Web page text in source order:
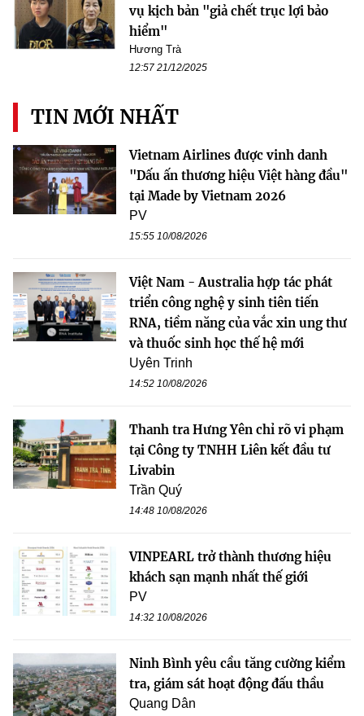
vụ kịch bản "giả chết trục lợi bảo
hiểm"
Hương Trà
12:57 21/12/2025
TIN MỚI NHẤT
Vietnam Airlines được vinh danh
"Dấu ấn thương hiệu Việt hàng đầu"
tại Made by Vietnam 2026
PV
15:55 10/08/2026
Việt Nam - Australia hợp tác phát
triển công nghệ y sinh tiên tiến
RNA, tiềm năng của vắc xin ung thư
và thuốc sinh học thế hệ mới
Uyên Trinh
14:52 10/08/2026
Thanh tra Hưng Yên chỉ rõ vi phạm
tại Công ty TNHH Liên kết đầu tư
Livabin
Trần Quý
14:48 10/08/2026
VINPEARL trở thành thương hiệu
khách sạn mạnh nhất thế giới
PV
14:32 10/08/2026
Ninh Bình yêu cầu tăng cường kiểm
tra, giám sát hoạt động đấu thầu
Quang Dân